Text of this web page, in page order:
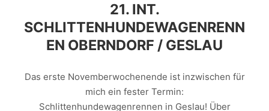
21. INT.
SCHLITTENHUNDEWAGENRENN
EN OBERNDORF / GESLAU
Das erste Novemberwochenende ist inzwischen für
mich ein fester Termin:
Schlittenhundewagenrennen in Geslau! Über